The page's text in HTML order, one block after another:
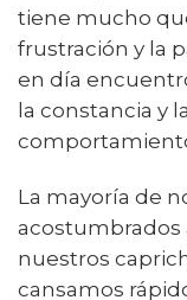
tiene mucho
frustración y la
en día
la constancia y
La mayoría de
acostumbrados
nuestros
cansamos